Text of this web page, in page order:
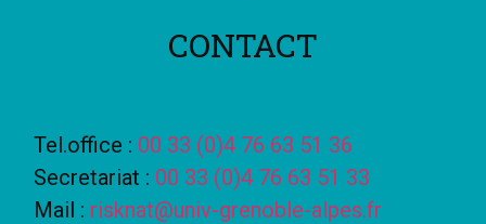
CONTACT
Tel.office : 00 33 (0)4 76 63 51 36
Secretariat : 00 33 (0)4 76 63 51 33
Mail : risknat@univ-grenoble-alpes.fr